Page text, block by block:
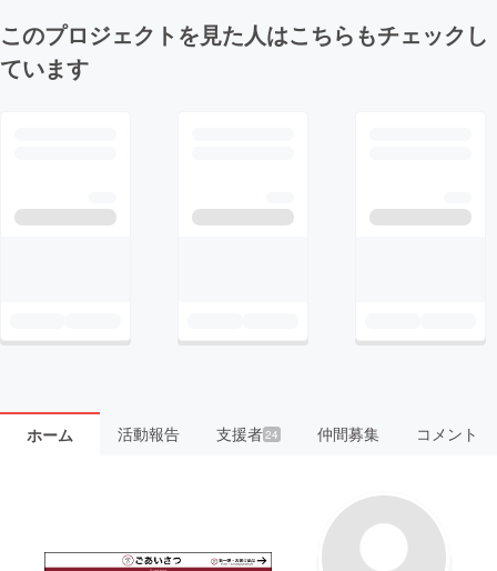
このプロジェクトを見た人はこちらもチェックし
ています
ホーム 活動報告 支援者 24 仲間募集 コメント